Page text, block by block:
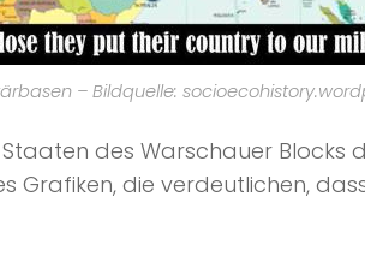
– Bildquelle:
des Warschauer Blocks
Grafiken, die verdeutlichen,